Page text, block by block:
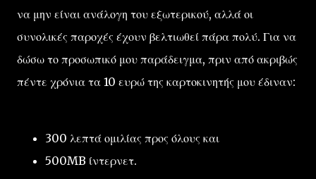
να μην είναι ανάλογη του εξωτερικού, αλλά οι
συνολικές παροχές έχουν βελτιωθεί πάρα πολύ. Για να
δώσω το προσωπικό μου παράδειγμα, πριν από ακριβώς
πέντε χρόνια τα 10 ευρώ της καρτοκινητής μου έδιναν:
300 λεπτά ομιλίας προς όλους και
500MB ίντερνετ.